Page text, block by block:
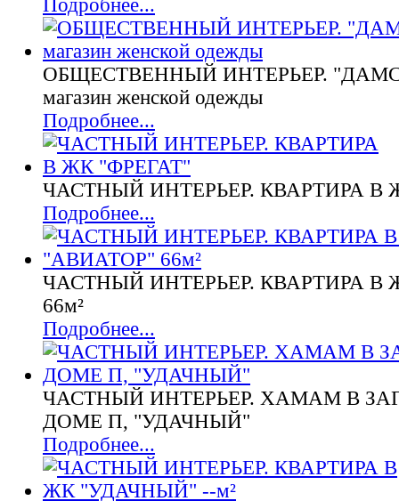
Подробнее...
ОБЩЕСТВЕННЫЙ ИНТЕРЬЕР.
магазин женской одежды
Подробнее...
ЧАСТНЫЙ ИНТЕРЬЕР. КВАРТИРА В
Подробнее...
ЧАСТНЫЙ ИНТЕРЬЕР. КВАРТИРА В
66м²
Подробнее...
ЧАСТНЫЙ ИНТЕРЬЕР. ХАМАМ В
ДОМЕ П, "УДАЧНЫЙ"
Подробнее...